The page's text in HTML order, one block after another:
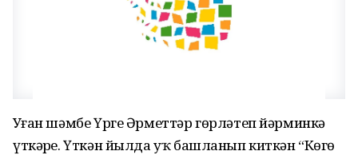
Уҙған шәмбе Үрге Әрметтәр гөрләтеп йәрминкә
үткәрҙе. Үткән йылда уҡ башланып киткән “Көҙгө